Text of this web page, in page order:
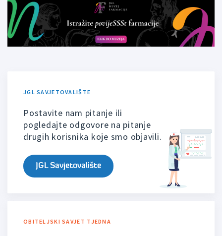
JGL SAVJETOVALIŠTE
Postavite nam pitanje ili
pogledajte odgovore na pitanje
drugih korisnika koje smo objavili.
JGL Savjetovalište
OBITELJSKI SAVJET TJEDNA